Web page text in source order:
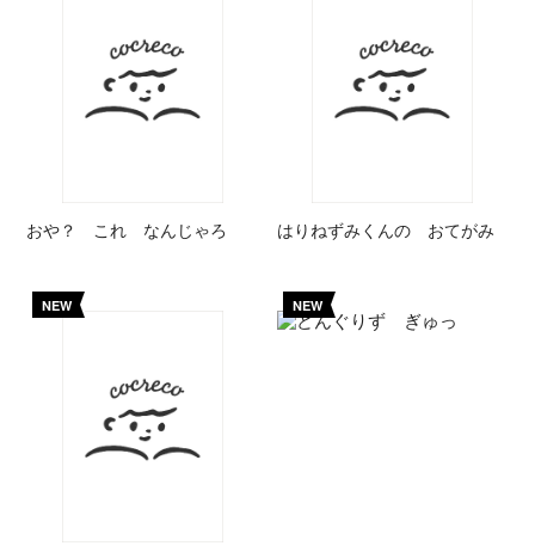
おや？ これ なんじゃろ はりねずみくんの おてがみ
NEW NEW